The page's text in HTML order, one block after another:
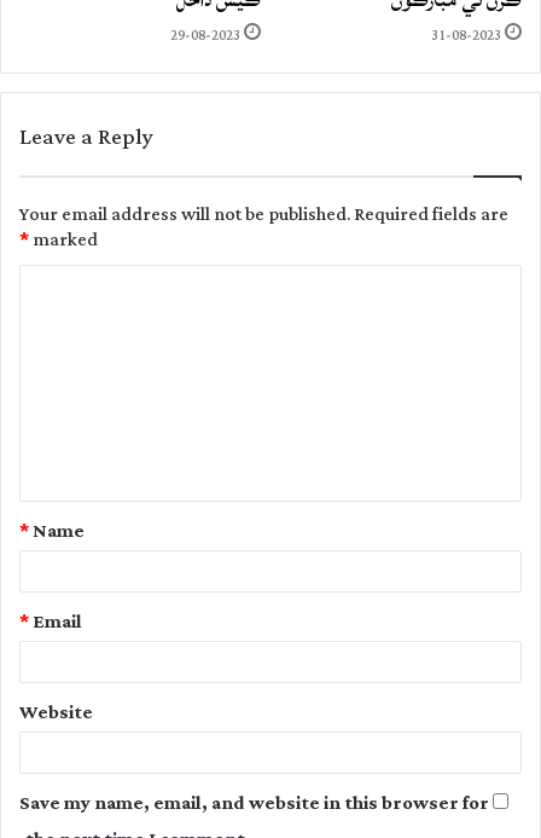
31-08-2023
29-08-2023
Leave a Reply
Your email address will not be published.Required fields are
marked
*
t
Name
*
Email
*
Website
Save my name, email, and website in this browser for